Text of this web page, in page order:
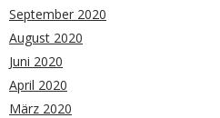
September 2020
August 2020
Juni 2020
April 2020
März 2020